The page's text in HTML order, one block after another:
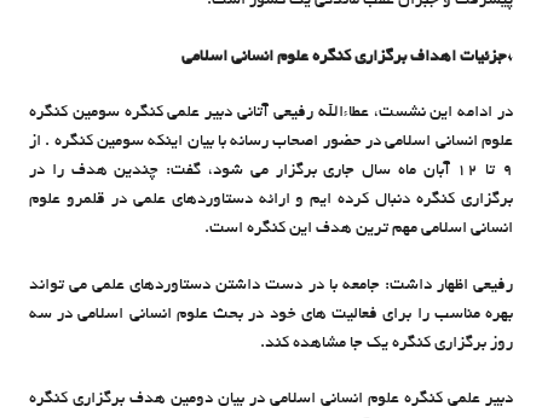
*جزئیات اهداف برگزاری کنگره علوم انسانی اسلامی
در ادامه این نشست، عطاءالله رفیعی آتانی دبیر علمی کنگره سومین کنگره
علوم انسانی اسلامی در حضور اصحاب رسانه با بیان اینکه سومین کنگره . از
9 تا 12 آبان ماه سال جاری برگزار می شود، گفت: چندین هدف را در
برگزاری کنگره دنبال کرده ایم و ارائه دستاوردهای علمی در قلمرو علوم
انسانی اسلامی مهم ترین هدف این کنگره است.
رفیعی اظهار داشت: جامعه با در دست داشتن دستاوردهای علمی می تواند
بهره مناسب را برای فعالیت های خود در بحث علوم انسانی اسلامی در سه
روز برگزاری کنگره یک جا مشاهده کند.
دبیر علمی کنگره علوم انسانی اسلامی در بیان دومین هدف برگزاری کنگره